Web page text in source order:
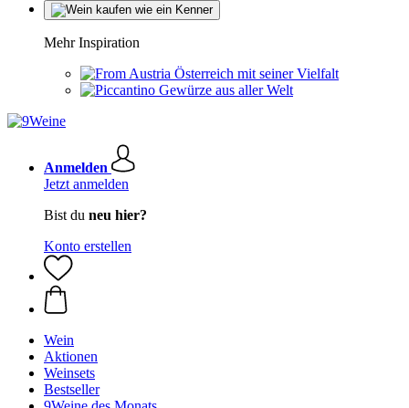
Mehr Inspiration
Österreich mit seiner Vielfalt
Gewürze aus aller Welt
Anmelden
Jetzt anmelden
Bist du neu hier?
Konto erstellen
Wein
Aktionen
Weinsets
Bestseller